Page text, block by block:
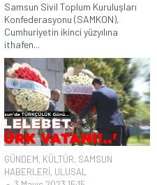
Samsun Sivil Toplum Kuruluşları
Konfederasyonu (SAMKON),
Cumhuriyetin ikinci yüzyılına
ithafen...
GÜNDEM, KÜLTÜR, SAMSUN
HABERLERİ, ULUSAL